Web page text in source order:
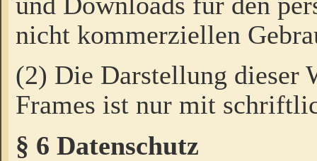
nicht kommerziellen
(2) Die Darstellung dieser
Frames ist nur mit
§ 6 Datenschutz